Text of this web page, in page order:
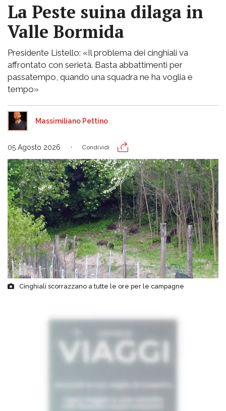
La Peste suina dilaga in
Valle Bormida
Presidente Listello: «Il problema dei cinghiali va
affrontato con serietà. Basta abbattimenti per
passatempo, quando una squadra ne ha voglia e
tempo»
Massimiliano Pettino
05 Agosto 2026 Condividi
Cinghiali scorrazzano a tutte le ore per le campagne